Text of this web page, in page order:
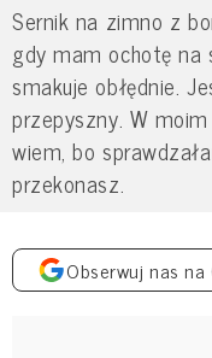
Sernik na zimno z
gdy mam ochotę na
smakuje obłędnie.
przepyszny. W
wiem, bo
przekonasz.
Obserwuj nas na